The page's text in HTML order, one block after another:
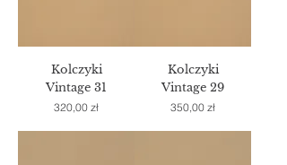
Kolczyki
Vintage 31
Cena
320,00 zł
Kolczyki
Vintage 29
Cena
350,00 zł